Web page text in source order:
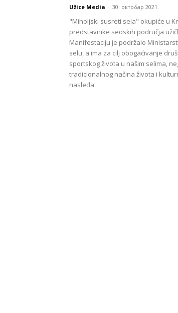
Užice Media - 30. октобар 2021.
"Miholjski susreti sela" okupiće u
predstavnike seoskih područja
Manifestaciju je podržalo
selu, a ima za cilj obogaćivanje
sportskog života u našim selima,
tradicionalnog načina života i
nasleđa.